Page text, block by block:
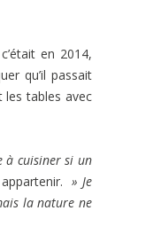
en 2014,
qu’il passait
tables avec
à cuisiner si un
» Je
la nature ne